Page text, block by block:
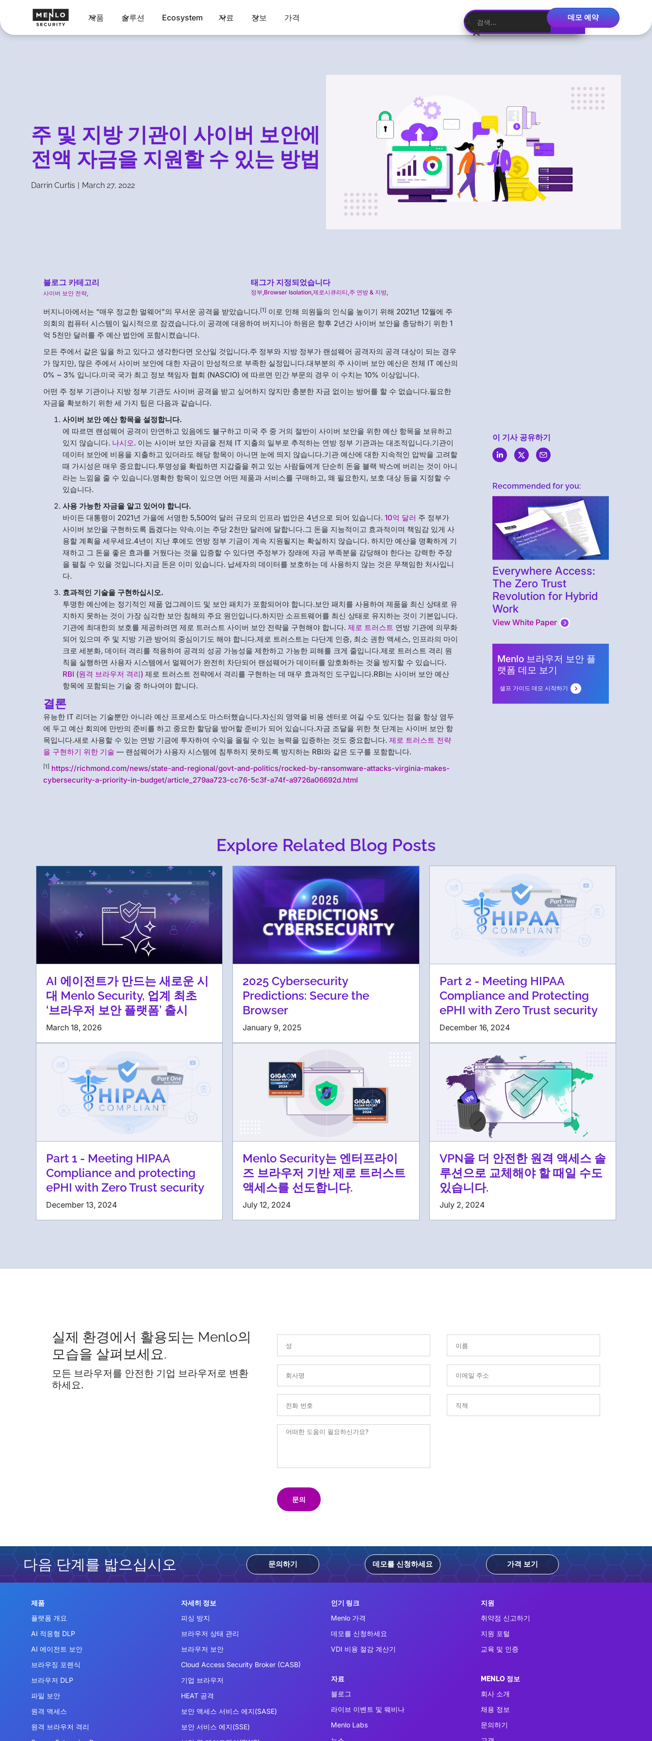
제품 솔루션 Ecosystem 자료 정보 가격 데모 예약
주 및 지방 기관이 사이버 보안에
전액 자금을 지원할 수 있는 방법
Darrin Curtis | March 27, 2022
블로그 카테고리
사이버 보안 전략,
태그가 지정되었습니다
정부,Browser Isolation,제로시큐리티,주 연방 & 지방,
버지니아에서는 “매우 정교한 멀웨어”의 무서운 공격을 받았습니다.[1] 이로 인해 의원들의 인식을 높이기 위해 2021년 12월에 주
의회의 컴퓨터 시스템이 일시적으로 잠겼습니다.이 공격에 대응하여 버지니아 하원은 향후 2년간 사이버 보안을 충당하기 위한 1
억 5천만 달러를 주 예산 법안에 포함시켰습니다.
모든 주에서 같은 일을 하고 있다고 생각한다면 오산일 것입니다.주 정부와 지방 정부가 랜섬웨어 공격자의 공격 대상이 되는 경우
가 많지만, 많은 주에서 사이버 보안에 대한 자금이 만성적으로 부족한 실정입니다.대부분의 주 사이버 보안 예산은 전체 IT 예산의
0% ~ 3% 입니다.미국 국가 최고 정보 책임자 협회 (NASCIO) 에 따르면 민간 부문의 경우 이 수치는 10% 이상입니다.
어떤 주 정부 기관이나 지방 정부 기관도 사이버 공격을 받고 싶어하지 않지만 충분한 자금 없이는 방어를 할 수 없습니다.필요한
자금을 확보하기 위한 세 가지 팁은 다음과 같습니다.
사이버 보안 예산 항목을 설정합니다.
에 따르면 랜섬웨어 공격이 만연하고 있음에도 불구하고 미국 주 중 거의 절반이 사이버 보안을 위한 예산 항목을 보유하고
있지 않습니다. 나시오. 이는 사이버 보안 자금을 전체 IT 지출의 일부로 추적하는 연방 정부 기관과는 대조적입니다.기관이
데이터 보안에 비용을 지출하고 있더라도 해당 항목이 아니면 눈에 띄지 않습니다.기관 예산에 대한 지속적인 압박을 고려할
때 가시성은 매우 중요합니다.투명성을 확립하면 지갑줄을 쥐고 있는 사람들에게 단순히 돈을 블랙 박스에 버리는 것이 아니
라는 느낌을 줄 수 있습니다.명확한 항목이 있으면 어떤 제품과 서비스를 구매하고, 왜 필요한지, 보호 대상 등을 지정할 수
있습니다.
사용 가능한 자금을 알고 있어야 합니다.
바이든 대통령이 2021년 가을에 서명한 5,500억 달러 규모의 인프라 법안은 4년으로 되어 있습니다. 10억 달러 주 정부가
사이버 보안을 구현하도록 돕겠다는 약속.이는 주당 2천만 달러에 달합니다.그 돈을 지능적이고 효과적이며 책임감 있게 사
용할 계획을 세우세요.4년이 지난 후에도 연방 정부 기금이 계속 지원될지는 확실하지 않습니다. 하지만 예산을 명확하게 기
재하고 그 돈을 좋은 효과를 거뒀다는 것을 입증할 수 있다면 주정부가 장래에 자금 부족분을 감당해야 한다는 강력한 주장
을 펼칠 수 있을 것입니다.지금 돈은 이미 있습니다. 납세자의 데이터를 보호하는 데 사용하지 않는 것은 무책임한 처사입니
다.
효과적인 기술을 구현하십시오.
투명한 예산에는 정기적인 제품 업그레이드 및 보안 패치가 포함되어야 합니다.보안 패치를 사용하여 제품을 최신 상태로 유
지하지 못하는 것이 가장 심각한 보안 침해의 주요 원인입니다.하지만 소프트웨어를 최신 상태로 유지하는 것이 기본입니다.
기관에 최대한의 보호를 제공하려면 제로 트러스트 사이버 보안 전략을 구현해야 합니다.제로 트러스트 연방 기관에 의무화
되어 있으며 주 및 지방 기관 방어의 중심이기도 해야 합니다.제로 트러스트는 다단계 인증, 최소 권한 액세스, 인프라의 마이
크로 세분화, 데이터 격리를 적용하여 공격의 성공 가능성을 제한하고 가능한 피해를 크게 줄입니다.제로 트러스트 격리 원
칙을 실행하면 사용자 시스템에서 멀웨어가 완전히 차단되어 랜섬웨어가 데이터를 암호화하는 것을 방지할 수 있습니다.
RBI (원격 브라우저 격리) 제로 트러스트 전략에서 격리를 구현하는 데 매우 효과적인 도구입니다.RBI는 사이버 보안 예산
항목에 포함되는 기술 중 하나여야 합니다.
결론
유능한 IT 리더는 기술뿐만 아니라 예산 프로세스도 마스터했습니다.자신의 영역을 비용 센터로 여길 수도 있다는 점을 항상 염두
에 두고 예산 회의에 만반의 준비를 하고 중요한 할당을 방어할 준비가 되어 있습니다.자금 조달을 위한 첫 단계는 사이버 보안 항
목입니다.새로 사용할 수 있는 연방 기금에 투자하여 수익을 올릴 수 있는 능력을 입증하는 것도 중요합니다.제로 트러스트 전략
을 구현하기 위한 기술 — 랜섬웨어가 사용자 시스템에 침투하지 못하도록 방지하는 RBI와 같은 도구를 포함합니다.
[1] https://richmond.com/news/state-and-regional/govt-and-politics/rocked-by-ransomware-attacks-virginia-makes-
cybersecurity-a-priority-in-budget/article_279aa723-cc76-5c3f-a74f-a9726a06692d.html
이 기사 공유하기
Recommended for you:
Everywhere Access:
The Zero Trust
Revolution for Hybrid
Work
View White Paper
Menlo 브라우저 보안 플
랫폼 데모 보기
셀프 가이드 데모 시작하기
Explore Related Blog Posts
AI 에이전트가 만드는 새로운 시
대 Menlo Security, 업계 최초
‘브라우저 보안 플랫폼’ 출시
March 18, 2026
2025 Cybersecurity
Predictions: Secure the
Browser
January 9, 2025
Part 2 - Meeting HIPAA
Compliance and Protecting
ePHI with Zero Trust security
December 16, 2024
Part 1 - Meeting HIPAA
Compliance and protecting
ePHI with Zero Trust security
December 13, 2024
Menlo Security는 엔터프라이
즈 브라우저 기반 제로 트러스트
액세스를 선도합니다.
July 12, 2024
VPN을 더 안전한 원격 액세스 솔
루션으로 교체해야 할 때일 수도
있습니다.
July 2, 2024
실제 환경에서 활용되는 Menlo의
모습을 살펴보세요.
모든 브라우저를 안전한 기업 브라우저로 변환
하세요.
문의
다음 단계를 밟으십시오 문의하기 데모를 신청하세요 가격 보기
제품
플랫폼 개요
AI 적응형 DLP
AI 에이전트 보안
브라우징 포렌식
브라우저 DLP
파일 보안
원격 액세스
원격 브라우저 격리
자세히 정보
피싱 방지
브라우저 상태 관리
브라우저 보안
Cloud Access Security Broker (CASB)
기업 브라우저
HEAT 공격
보안 액세스 서비스 에지(SASE)
보안 서비스 에지(SSE)
인기 링크
Menlo 가격
데모를 신청하세요
VDI 비용 절감 계산기
자료
블로그
라이브 이벤트 및 웨비나
Menlo Labs
지원
취약점 신고하기
지원 포털
교육 및 인증
MENLO 정보
회사 소개
채용 정보
문의하기